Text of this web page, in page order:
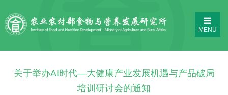
MENU
关于举办AI时代—大健康产业发展机遇与产品破局
培训研讨会的通知